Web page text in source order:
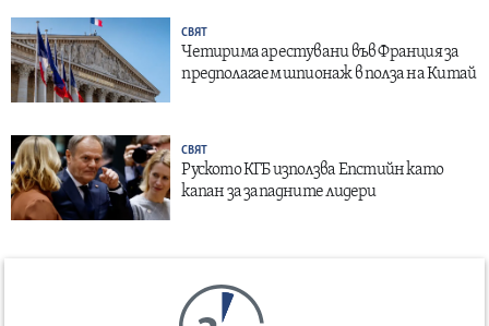
СВЯТ
Четирима арестувани във Франция за
предполагаем шпионаж в полза на Китай
СВЯТ
Руското КГБ използва Епстийн като
капан за западните лидери